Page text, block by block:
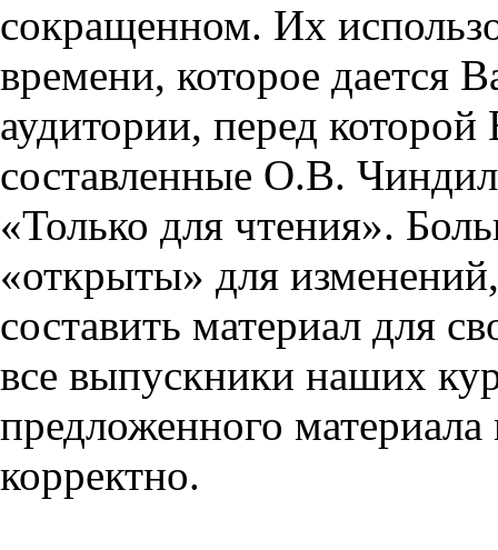
сокращенном. Их
времени, которое дается
аудитории, перед
составленные О.В.
«Только для чтения».
«открыты» для
составить материал для
все выпускники наших
предложенного
корректно.